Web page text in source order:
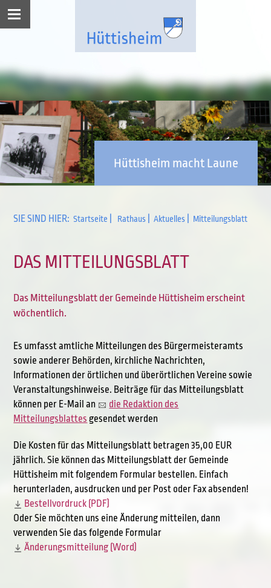
Hüttisheim macht Laune
SIE SIND HIER: Startseite Rathaus Aktuelles Mitteilungsblatt
DAS MITTEILUNGSBLATT
Das Mitteilungsblatt der Gemeinde Hüttisheim erscheint
wöchentlich.
Es umfasst amtliche Mitteilungen des Bürgermeisteramts
sowie anderer Behörden, kirchliche Nachrichten,
Informationen der örtlichen und überörtlichen Vereine sowie
Veranstaltungshinweise. Beiträge für das Mitteilungsblatt
können per E-Mail an
die Redaktion des
Mitteilungsblattes gesendet werden
Die Kosten für das Mitteilungsblatt betragen 35,00 EUR
jährlich. Sie können das Mitteilungsblatt der Gemeinde
Hüttisheim mit folgendem Formular bestellen. Einfach
herunterladen, ausdrucken und per Post oder Fax absenden!
Bestellvordruck (PDF)
Oder Sie möchten uns eine Änderung mitteilen, dann
verwenden Sie das folgende Formular
Änderungsmitteilung (Word)